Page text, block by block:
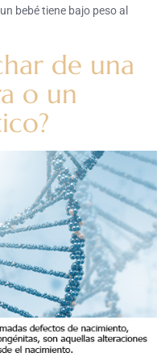
bebé tiene bajo peso al
de una
o un